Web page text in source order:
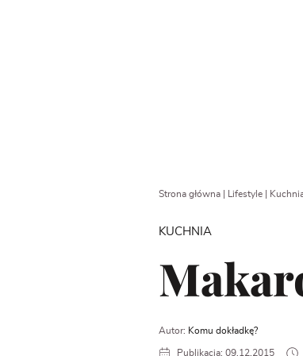
Strona główna| Lifestyle|
KUCHNIA
Autor: Komu dokładkę?
Publikacja: 09.12.2015